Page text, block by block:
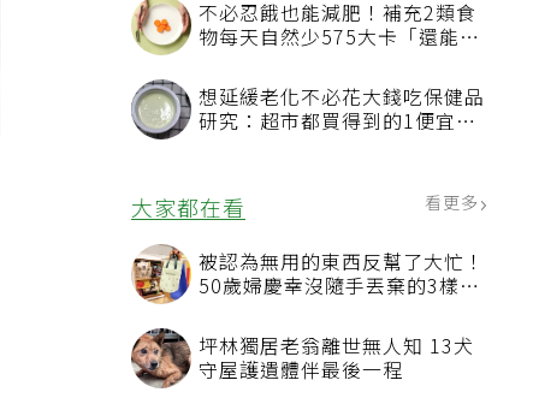
不必忍餓也能減肥！補充2類食
物每天自然少575大卡「還能吃
想延緩老化不必花大錢吃保健品
研究：超市都買得到的1便宜食
大家都在看
被認為無用的東西反幫了大忙！
50歲婦慶幸沒隨手丟棄的3樣物
坪林獨居老翁離世無人知 13犬
守屋護遺體伴最後一程